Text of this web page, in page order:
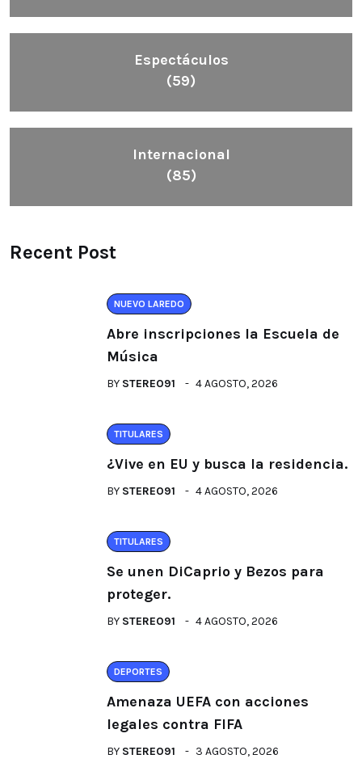
Espectáculos
(59)
Internacional
(85)
Recent Post
NUEVO LAREDO
Abre inscripciones la Escuela de
Música
BY STEREO91 4 AGOSTO, 2026
TITULARES
¿Vive en EU y busca la residencia.
BY STEREO91 4 AGOSTO, 2026
TITULARES
Se unen DiCaprio y Bezos para
proteger.
BY STEREO91 4 AGOSTO, 2026
DEPORTES
Amenaza UEFA con acciones
legales contra FIFA
BY STEREO91 3 AGOSTO, 2026